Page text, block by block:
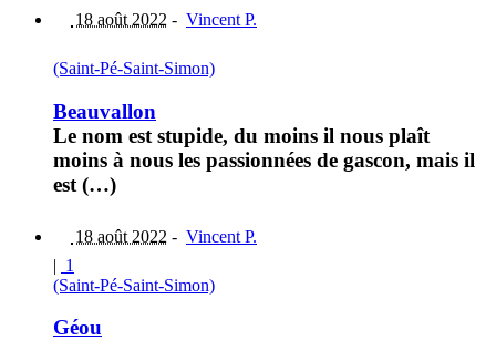
18 août 2022 - Vincent P.
(Saint-Pé-Saint-Simon)
Beauvallon
Le nom est stupide, du moins il nous plaît
moins à nous les passionnées de gascon, mais il
est (…)
18 août 2022 - Vincent P.
| 1
(Saint-Pé-Saint-Simon)
Géou